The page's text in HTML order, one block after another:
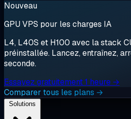
Nouveau
GPU VPS pour les charges IA
L4, L40S et H100 avec la stack
préinstallée. Lancez, entraînez,
seconde.
Essayez gratuitement 1 heure →
Comparer tous les plans →